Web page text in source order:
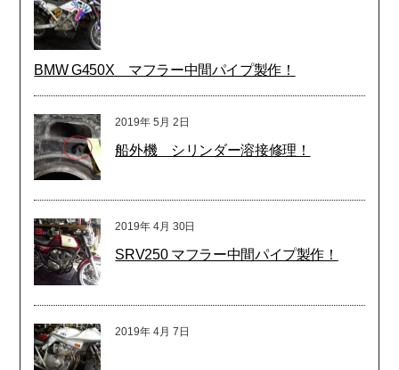
BMW G450X マフラー中間パイプ製作！
2019年 5月 2日
船外機 シリンダー溶接修理！
2019年 4月 30日
SRV250 マフラー中間パイプ製作！
2019年 4月 7日